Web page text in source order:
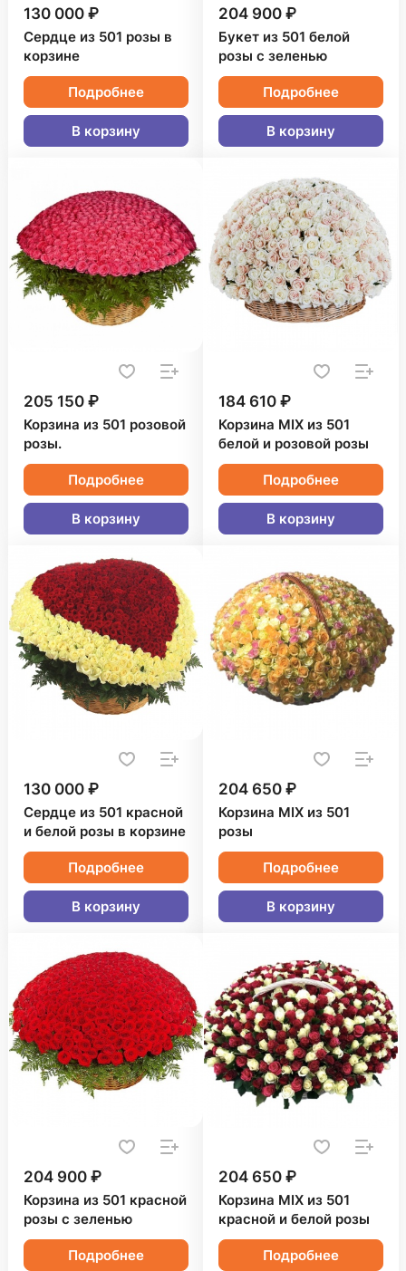
130 000 ₽
Сердце из 501 розы в
корзине
Подробнее
В корзину
204 900 ₽
Букет из 501 белой
розы с зеленью
Подробнее
В корзину
205 150 ₽
Корзина из 501 розовой
розы.
Подробнее
В корзину
184 610 ₽
Корзина MIX из 501
белой и розовой розы
Подробнее
В корзину
130 000 ₽
Сердце из 501 красной
и белой розы в корзине
Подробнее
В корзину
204 650 ₽
Корзина MIX из 501
розы
Подробнее
В корзину
204 900 ₽
Корзина из 501 красной
розы с зеленью
Подробнее
204 650 ₽
Корзина MIX из 501
красной и белой розы
Подробнее